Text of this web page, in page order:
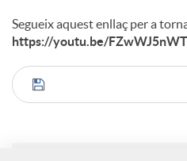
Segueix aquest enllaç per a
https://youtu.be/
C